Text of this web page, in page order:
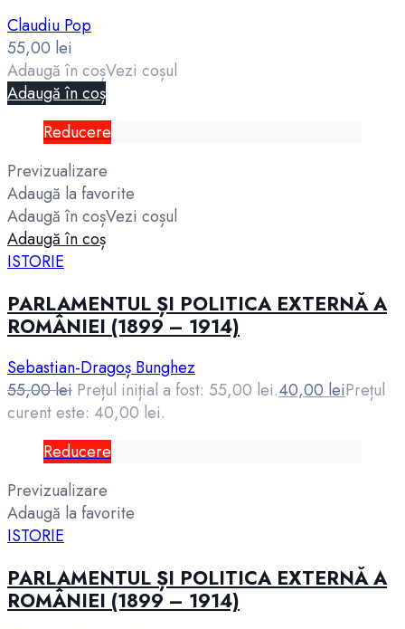
Claudiu Pop
55,00 lei
Adaugă în coșVezi coșul
Adaugă în coș
Reducere
Previzualizare
Adaugă la favorite
Adaugă în coșVezi coșul
Adaugă în coș
ISTORIE
PARLAMENTUL ȘI POLITICA EXTERNĂ A
ROMÂNIEI (1899 – 1914)
Sebastian-Dragoș Bunghez
55,00lei Prețul inițial a fost: 55,00 lei.40,00leiPrețul
curent este: 40,00 lei.
Reducere
Previzualizare
Adaugă la favorite
ISTORIE
PARLAMENTUL ȘI POLITICA EXTERNĂ A
ROMÂNIEI (1899 – 1914)